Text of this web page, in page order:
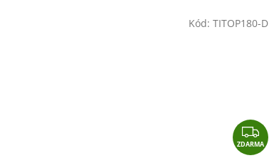
Z
D
ZDARMA
Kód: TITOP180-D